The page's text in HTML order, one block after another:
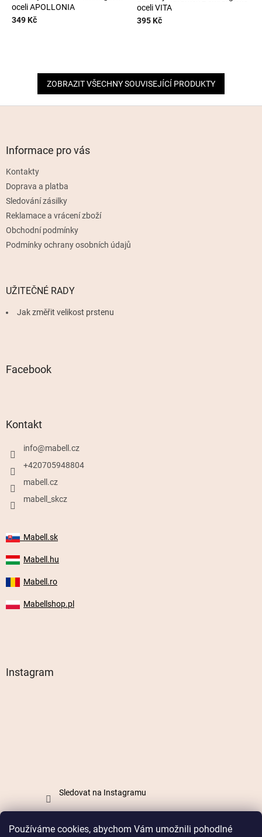
Používáme cookies, abychom Vám umožnili pohodlné
oceli APOLLONIA
349 Kč
oceli VITA
395 Kč
ZOBRAZIT VŠECHNY SOUVISEJÍCÍ PRODUKTY
Informace pro vás
Kontakty
Doprava a platba
Sledování zásilky
Reklamace a vrácení zboží
Obchodní podmínky
Podmínky ochrany osobních údajů
UŽITEČNÉ RADY
Jak změřit velikost prstenu
Facebook
Kontakt
info@mabell.cz
+420705948804
mabell.cz
mabell_skcz
Mabell.sk
Mabell.hu
Mabell.ro
Mabellshop.pl
Instagram
Sledovat na Instagramu
Vytvořil Shoptet